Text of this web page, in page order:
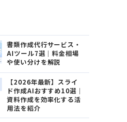
書類作成代行サービス・
AIツール7選｜料金相場
や使い分けを解説
【2026年最新】スライ
ド作成AIおすすめ10選｜
資料作成を効率化する活
用法を紹介